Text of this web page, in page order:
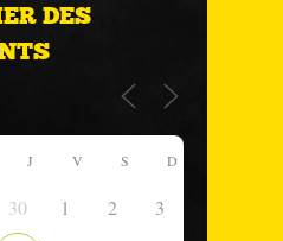
DES
J V S D
30 1 2
3